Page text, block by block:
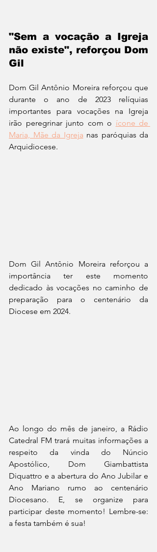
"Sem a vocação a Igreja
não existe", reforçou Dom
Gil
Dom Gil Antônio Moreira reforçou que
durante o ano de 2023 relíquias
importantes para vocações na Igreja
irão peregrinar junto com o ícone de
Maria, Mãe da Igreja nas paróquias da
Arquidiocese.
Dom Gil Antônio Moreira reforçou a
importância ter este momento
dedicado às vocações no caminho de
preparação para o centenário da
Diocese em 2024.
Ao longo do mês de janeiro, a Rádio
Catedral FM trará muitas informações a
respeito da vinda do Núncio
Apostólico, Dom Giambattista
Diquattro e a abertura do Ano Jubilar e
Ano Mariano rumo ao centenário
Diocesano. E, se organize para
participar deste momento! Lembre-se:
a festa também é sua!